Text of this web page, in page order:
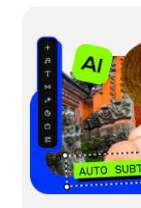
Windows 的